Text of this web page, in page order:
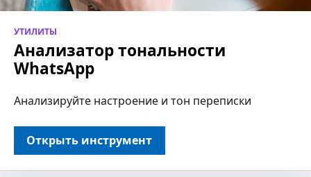
УТИЛИТЫ
Анализатор тональности
WhatsApp
Анализируйте настроение и тон переписки
Открыть инструмент